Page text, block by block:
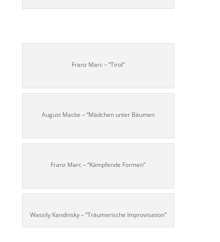
Franz Marc – “Tirol”
August Macke – “Mädchen unter Bäumen
Franz Marc – “Kämpfende Formen”
Wassily Kandinsky – “Träumerische Improvisation”